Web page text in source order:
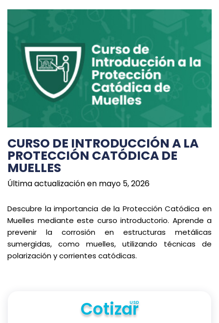
CURSO DE INTRODUCCIÓN A LA
PROTECCIÓN CATÓDICA DE
MUELLES
Última actualización en mayo 5, 2026
Descubre la importancia de la Protección Catódica en
Muelles mediante este curso introductorio. Aprende a
prevenir la corrosión en estructuras metálicas
sumergidas, como muelles, utilizando técnicas de
polarización y corrientes catódicas.
Cotizar
USD